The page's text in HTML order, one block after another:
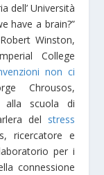
dell’ Università
have a brain?”
Winston,
College
non ci
Chrousos,
alla scuola di
del stress
ricercatore e
per i
connessione